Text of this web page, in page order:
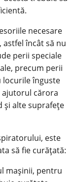
necesare
încât să nu
perii speciale
precum perii
înguste
ajutorul cărora
și alte suprafețe
este
să fie curățată:
mașinii, pentru